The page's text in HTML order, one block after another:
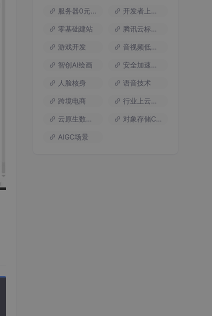
服务器0元试用 开发者上云包
零基础建站 腾讯云标杆案例
游戏开发 音视频低代码
智创AI绘画 安全加速流量
人脸核身 语音技术
跨境电商 行业上云方案
云原生数据库 对象存储COS
AIGC场景